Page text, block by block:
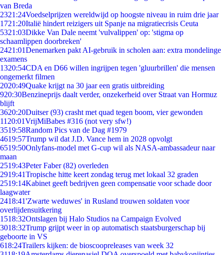
van Breda
2321:24Voedselprijzen wereldwijd op hoogste niveau in ruim drie jaar
1721:20Italië hindert reizigers uit Spanje na migratiecrisis Ceuta
5321:03Dikke Van Dale neemt 'vulvalippen' op: 'stigma op
schaamlippen doorbreken'
2421:01Denemarken pakt AI-gebruik in scholen aan: extra mondelinge
examens
1320:54CDA en D66 willen ingrijpen tegen 'gluurbrillen' die mensen
ongemerkt filmen
2020:49Quake krijgt na 30 jaar een gratis uitbreiding
920:30Benzineprijs daalt verder, onzekerheid over Straat van Hormuz
blijft
3620:20Duitser (93) crasht met quad tegen boom, vier gewonden
11 20:01VrijMiBabes #316 (not very sfw!)
3519:58Random Pics van de Dag #1979
4619:57Trump wil dat J.D. Vance hem in 2028 opvolgt
6519:50Onlyfans-model met G-cup wil als NASA-ambassadeur naar
maan
2519:43Peter Faber (82) overleden
2919:41Tropische hitte keert zondag terug met lokaal 32 graden
2519:14Kabinet geeft bedrijven geen compensatie voor schade door
laagwater
2418:41'Zwarte weduwes' in Rusland trouwen soldaten voor
overlijdensuitkering
1518:32Ontslagen bij Halo Studios na Campaign Evolved
3018:32Trump grijpt weer in op automatisch staatsburgerschap bij
geboorte in VS
618:24Trailers kijken: de bioscoopreleases van week 32